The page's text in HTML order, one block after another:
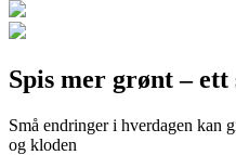
Spis mer grønt –
Små endringer i hverdagen kan
og kloden